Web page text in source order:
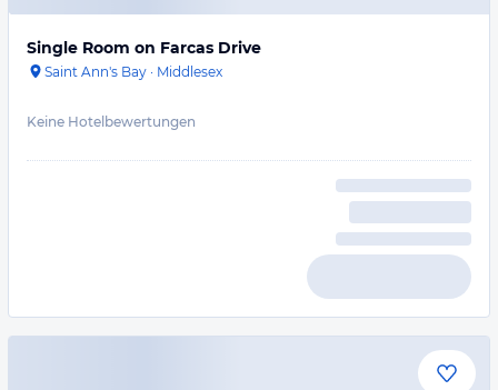
Single Room on Farcas Drive
Saint Ann's Bay · Middlesex
Keine Hotelbewertungen